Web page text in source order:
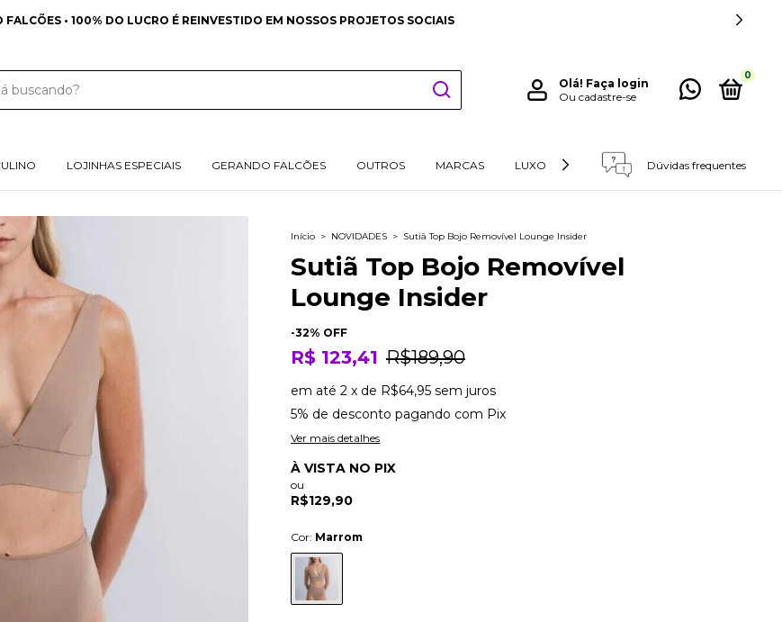
É REINVESTIDO EM NOSSOS PROJETOS SOCIAIS
Olá! Faça login
Ou cadastre-se
0
LOJINHAS ESPECIAIS GERANDO FALCÕES OUTROS MARCAS LUXO RETIRADAS E DEVOLUÇÕES
Dúvidas frequentes
Início > NOVIDADES > Sutiã Top Bojo Removível Lounge Insider
Sutiã Top Bojo Removível
Lounge Insider
-32% OFF
R$ 123,41 R$189,90
em até 2 x de R$64,95 sem juros
5% de desconto pagando com Pix
Ver mais detalhes
À VISTA NO PIX
ou
R$129,90
Cor: Marrom